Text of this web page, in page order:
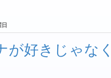
が好きじゃな